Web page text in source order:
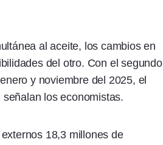
al aceite, los cambios en
del otro. Con el segundo
y noviembre del 2025, el
los economistas.
18,3 millones de